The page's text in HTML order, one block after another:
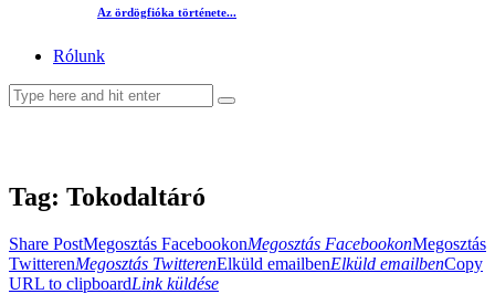
Az ördögfióka története...
Rólunk
Tag: Tokodaltáró
Share PostMegosztás FacebookonMegosztás FacebookonMegosztás
TwitterenMegosztás TwitterenElküld emailbenElküld emailbenCopy
URL to clipboardLink küldése